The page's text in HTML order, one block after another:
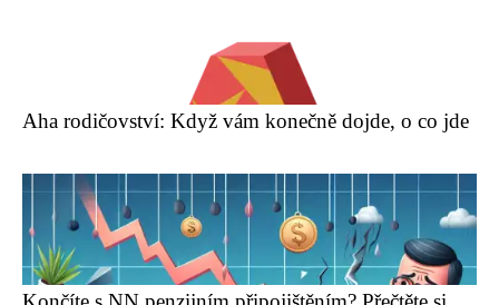
Aha rodičovství: Když vám konečně dojde, o co jde